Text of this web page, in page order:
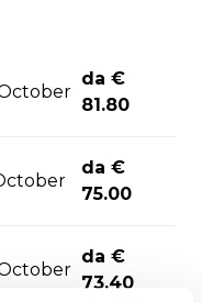
da €
81.80
da €
75.00
da €
73.40